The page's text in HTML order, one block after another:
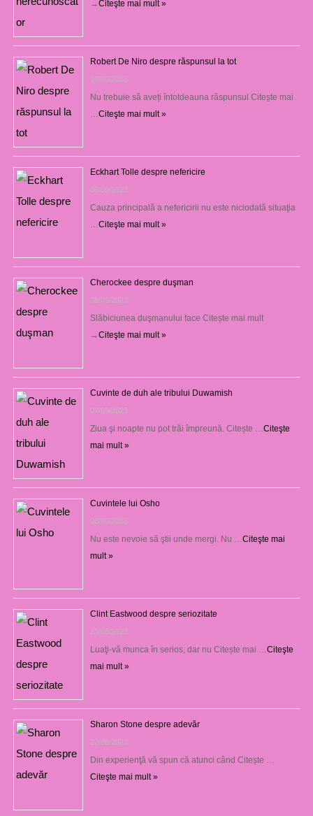
→Citeşte mai mult »
Robert De Niro despre răspunsul la tot
10/09/2023
Nu trebuie să aveți întotdeauna răspunsul Citește mai
Citeşte mai mult »
Eckhart Tolle despre nefericire
09/09/2023
Cauza principală a nefericirii nu este niciodată situaţia
Citeşte mai mult »
Cherockee despre duşman
08/09/2023
Slăbiciunea duşmanului face Citește mai mult
→Citeşte mai mult »
Cuvinte de duh ale tribului Duwamish
07/09/2023
Ziua şi noapte nu pot trăi împreună. Citește … Citeşte
mai mult »
Cuvintele lui Osho
06/09/2023
Nu este nevoie să ştii unde mergi. Nu … Citeşte mai
mult »
Clint Eastwood despre seriozitate
23/08/2023
Luaţi-vă munca în serios, dar nu Citește mai … Citeşte
mai mult »
Sharon Stone despre adevăr
22/08/2023
Din experienţă vă spun că atunci când Citește …
Citeşte mai mult »